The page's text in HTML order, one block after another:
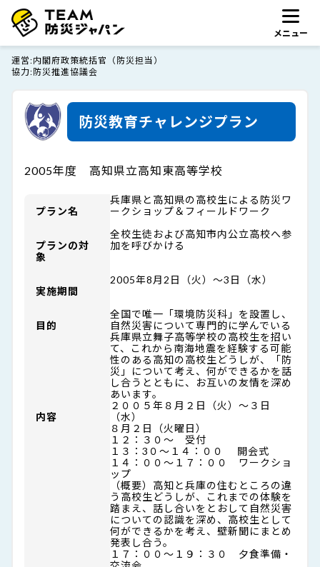
メニュー
運営 内閣府政策統括官（防災担当）
協力 防災推進協議会
防災教育チャレンジプラン
2005年度 高知県立高知東高等学校
プラン名
兵庫県と高知県の高校生による防災ワ
ークショップ＆フィールドワーク
プランの対
象
全校生徒および高知市内公立高校へ参
加を呼びかける
実施期間
2005年8月2日（火）～3日（水）
目的
全国で唯一「環境防災科」を設置し、
自然災害について専門的に学んでいる
兵庫県立舞子高等学校の高校生を招い
て、これから南海地震を経験する可能
性のある高知の高校生どうしが、「防
災」について考え、何ができるかを話
し合うとともに、お互いの友情を深め
あいます。
内容
２００５年８月２日（火）～３日
（水）
８月２日（火曜日）
１２：３０～ 受付
１３：3０～１４：００ 開会式
１４：００～１７：００ ワークショ
ップ
（概要）高知と兵庫の住むところの違
う高校生どうしが、これまでの体験を
踏まえ、話し合いをとおして自然災害
についての認識を深め、高校生として
何ができるかを考え、壁新聞にまとめ
発表し合う。
１７：００～１９：３０ 夕食準備・